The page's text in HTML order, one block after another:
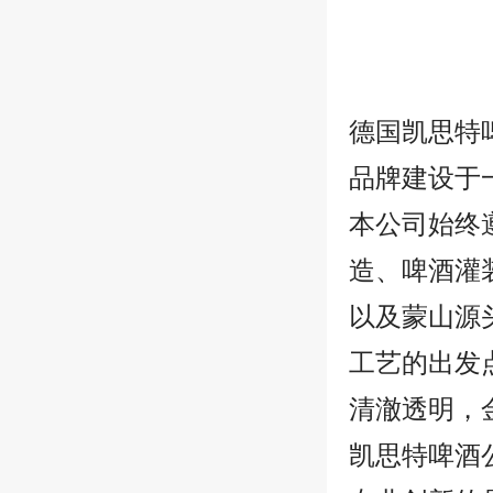
德国凯思特
品牌建设于
本公司始终
造、啤酒灌
以及蒙山源
工艺的出发
清澈透明，
凯思特啤酒